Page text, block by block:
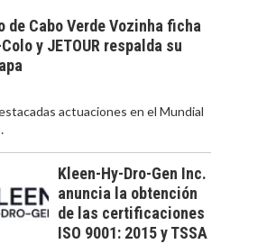
de Cabo Verde Vozinha ficha
y JETOUR respalda su
actuaciones en el Mundial
Kleen-Hy-Dro-Gen Inc.
anuncia la obtención
de las certificaciones
ISO 9001: 2015 y TSSA